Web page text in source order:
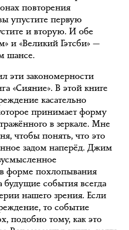
повторения
упустите первую
и вторую. И обе
и «Великий Гэтсби» —
шансе.
эти закономерности
«Сияние». В этой книге
касательно
принимает форму
в зеркале. Мне
чтобы понять, что это
задом наперёд. Джим
форме похлопывания
события всегда
нашего зрения. Если
то событие
подобно тому, как это